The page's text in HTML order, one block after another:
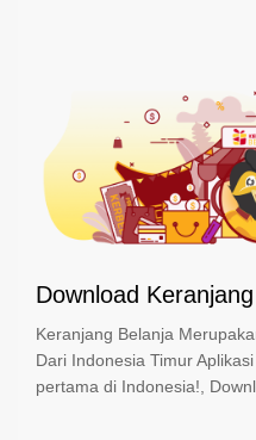
Download
Keranjang Belanja
Dari Indonesia Timur
pertama di Indonesia!,